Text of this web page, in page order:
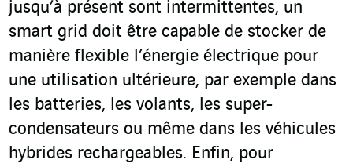
jusqu’à présent sont intermittentes, un
smart grid doit être capable de stocker de
manière flexible l’énergie électrique pour
une utilisation ultérieure, par exemple dans
les batteries, les volants, les super-
condensateurs ou même dans les véhicules
hybrides rechargeables. Enfin, pour